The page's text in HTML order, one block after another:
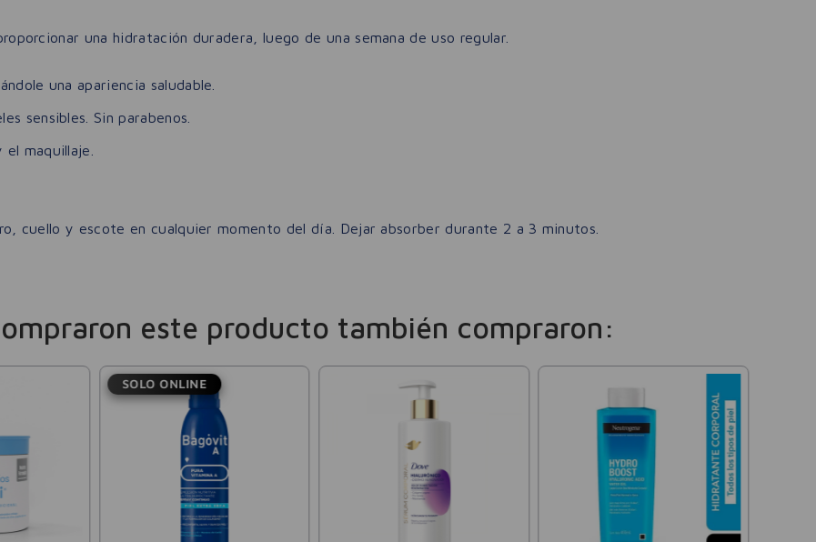
una hidratación duradera, luego de una semana de uso regular.
una apariencia saludable.
sensibles. Sin parabenos.
maquillaje.
cuello y escote en cualquier momento del día. Dejar absorber durante 2 a 3 minutos.
este producto también compraron:
SOLO ONLINE